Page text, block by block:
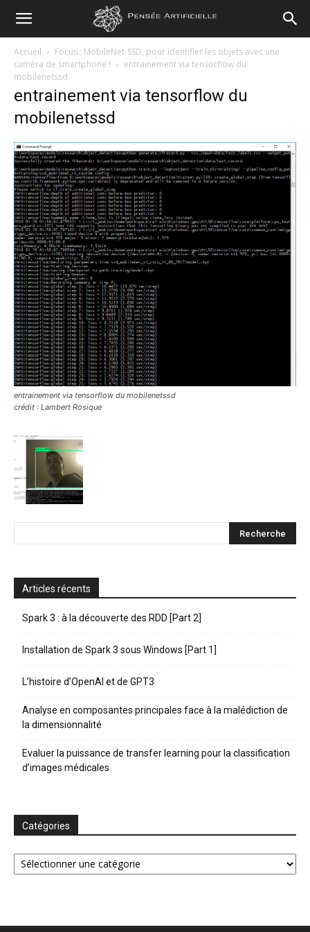
Pensée
Artificielle
Accueil
Focus : MobileNet-SSD, pour identifier les objets avec une
caméra de smartphone !
entrainement via tensorflow du
mobilenetssd
entrainement via tensorflow du
mobilenetssd
entrainement via tensorflow du mobilenetssd
crédit : Lambert Rosique
Articles récents
Spark 3 : à la découverte des RDD [Part 2]
Installation de Spark 3 sous Windows [Part 1]
L’histoire d’OpenAI et de GPT3
Analyse en composantes principales face à la malédiction de
la dimensionnalité
Evaluer la puissance de transfer learning pour la classification
d’images médicales
Catégories
Catégories